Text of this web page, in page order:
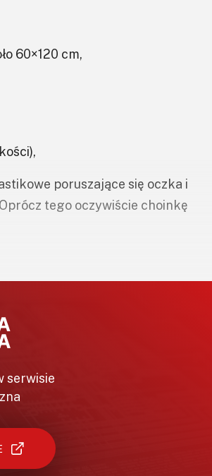
60×120 cm,
poruszające się oczka i
tego oczywiście choinkę
serwisie